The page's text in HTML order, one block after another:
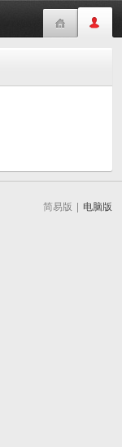
简易版 电脑版